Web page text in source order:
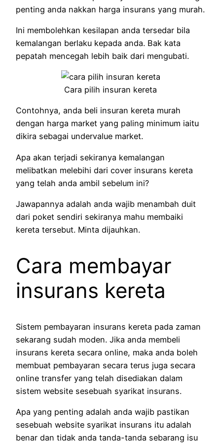
penting anda nakkan harga insurans yang murah.
Ini membolehkan kesilapan anda tersedar bila
kemalangan berlaku kepada anda. Bak kata
pepatah mencegah lebih baik dari mengubati.
Cara pilih insuran kereta
Contohnya, anda beli insuran kereta murah
dengan harga market yang paling minimum iaitu
dikira sebagai undervalue market.
Apa akan terjadi sekiranya kemalangan
melibatkan melebihi dari cover insurans kereta
yang telah anda ambil sebelum ini?
Jawapannya adalah anda wajib menambah duit
dari poket sendiri sekiranya mahu membaiki
kereta tersebut. Minta dijauhkan.
Cara membayar
insurans kereta
Sistem pembayaran insurans kereta pada zaman
sekarang sudah moden. Jika anda membeli
insurans kereta secara online, maka anda boleh
membuat pembayaran secara terus juga secara
online transfer yang telah disediakan dalam
sistem website sesebuah syarikat insurans.
Apa yang penting adalah anda wajib pastikan
sesebuah website syarikat insurans itu adalah
benar dan tidak anda tanda-tanda sebarang isu